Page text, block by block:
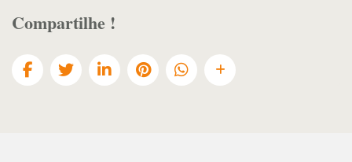
Compartilhe !